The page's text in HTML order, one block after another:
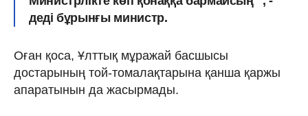
деді бұрынғы министр.
Оған қоса, Ұлттық мұражай басшысы
достарының той-томалақтарына қанша қаржы
апаратынын да жасырмады.